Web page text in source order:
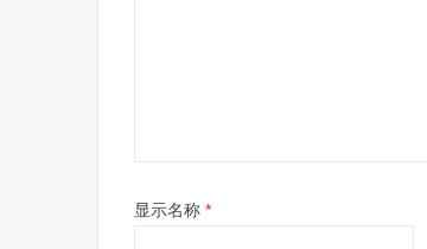
显示名称 *